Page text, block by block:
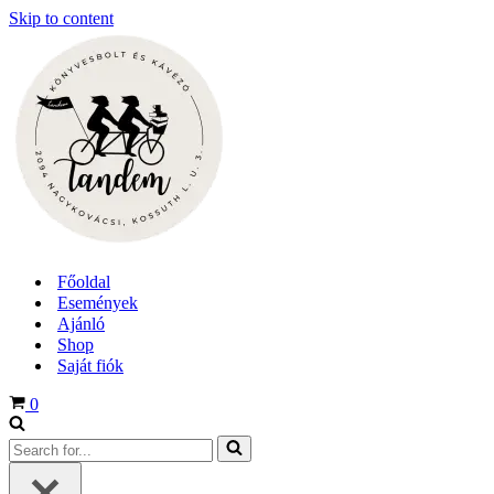
Skip to content
Főoldal
Események
Ajánló
Shop
Saját fiók
Cart
0
Search
for...